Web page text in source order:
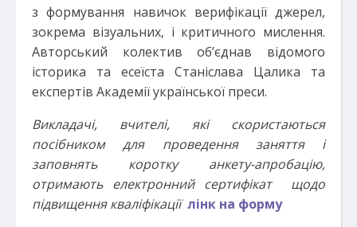
з формування навичок верифікації джерел,
зокрема візуальних, і критичного мислення.
Авторський колектив об’єднав відомого
історика та есеїста Станіслава Цалика та
експертів Академії української преси.
Викладачі, вчителі, які скористаються
посібником для проведення заняття і
заповнять коротку анкету-апробацію,
отримають електронний сертифікат щодо
підвищення кваліфікації лінк на форму